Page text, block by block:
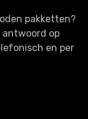
pakketten?
antwoord op
en per